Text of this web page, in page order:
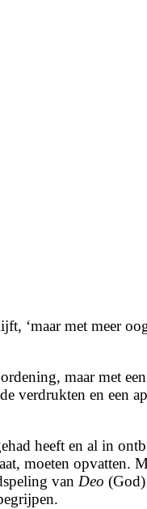
‘maar met meer
maar met een
verdrukten en een
heeft en al in
moeten opvatten.
van Deo (God)